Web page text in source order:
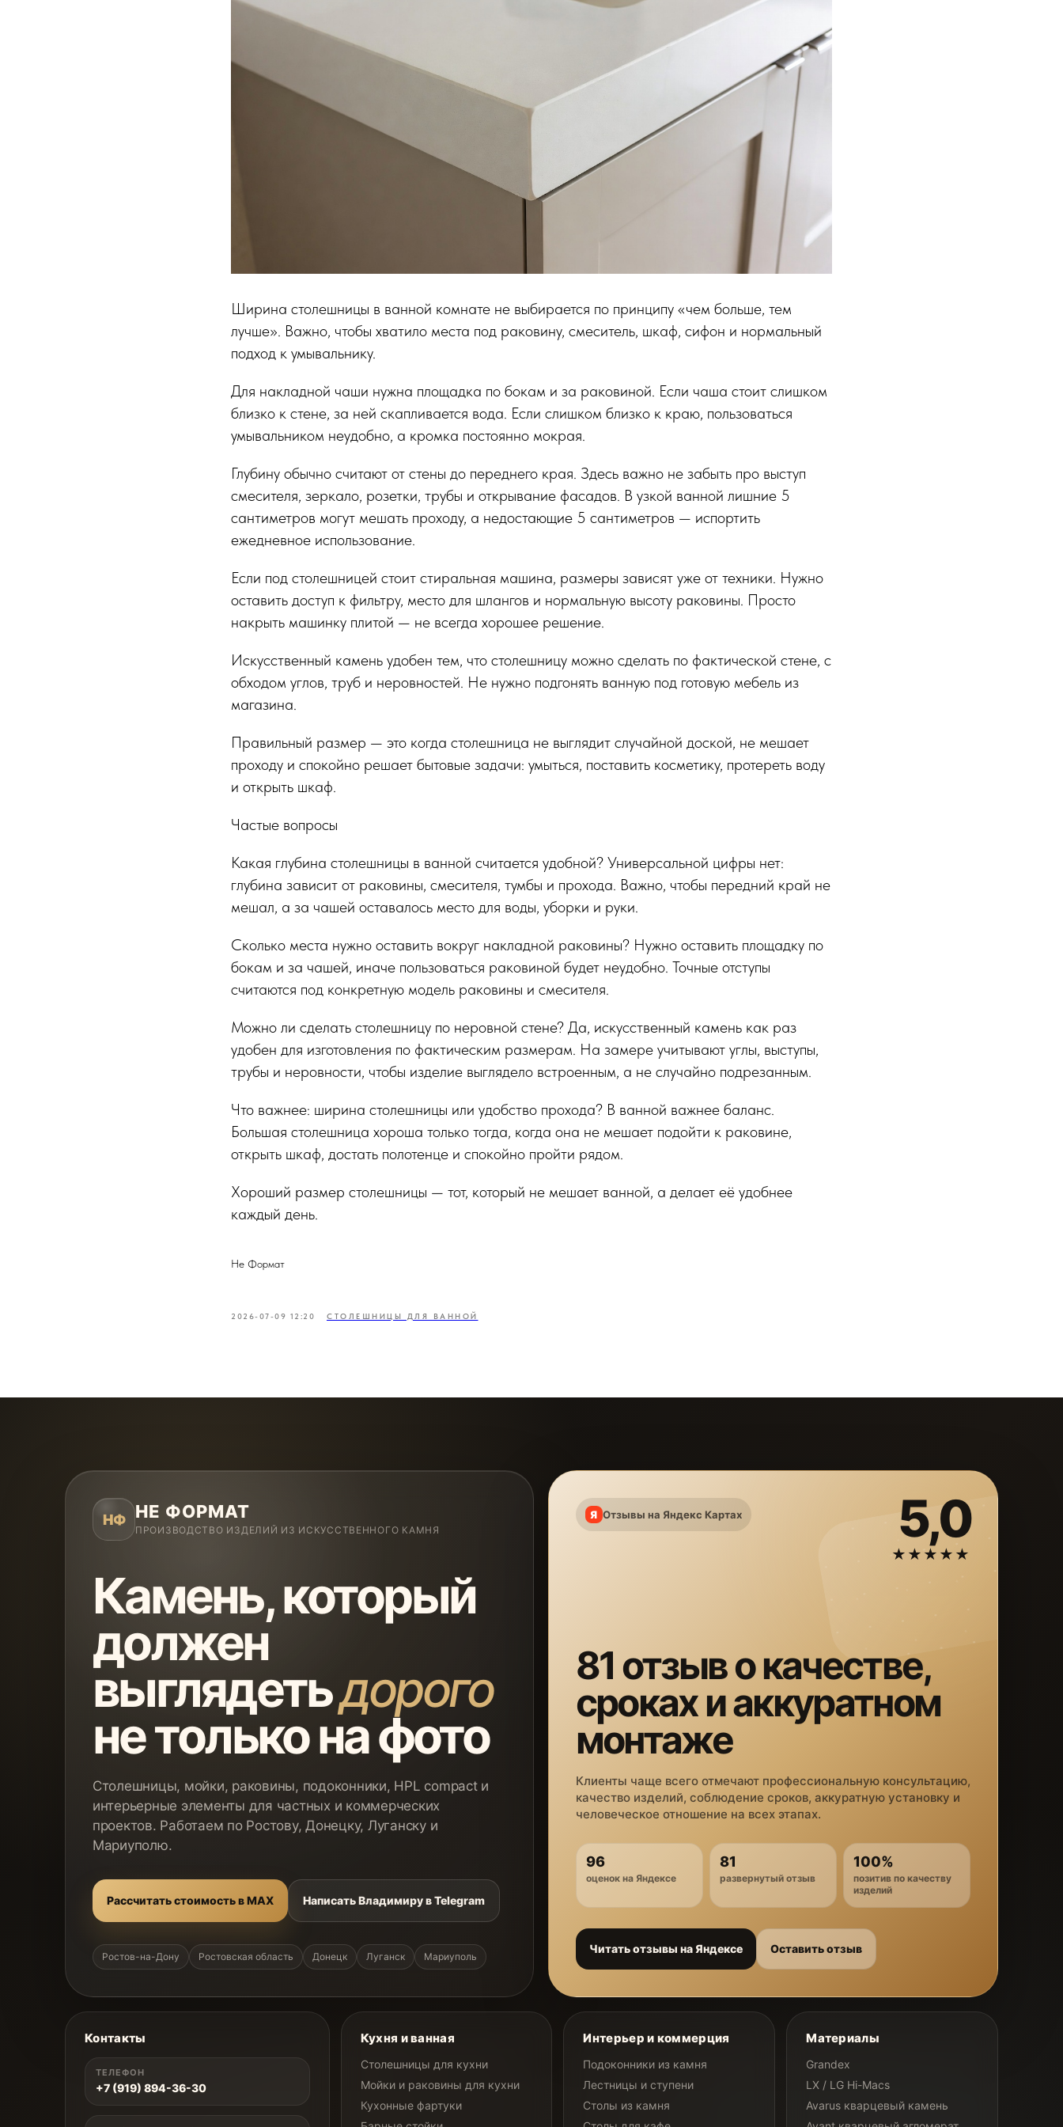
Ширина столешницы в ванной комнате не выбирается по принципу «чем больше, тем
лучше». Важно, чтобы хватило места под раковину, смеситель, шкаф, сифон и нормальный
подход к умывальнику.
Для накладной чаши нужна площадка по бокам и за раковиной. Если чаша стоит слишком
близко к стене, за ней скапливается вода. Если слишком близко к краю, пользоваться
умывальником неудобно, а кромка постоянно мокрая.
Глубину обычно считают от стены до переднего края. Здесь важно не забыть про выступ
смесителя, зеркало, розетки, трубы и открывание фасадов. В узкой ванной лишние 5
сантиметров могут мешать проходу, а недостающие 5 сантиметров — испортить
ежедневное использование.
Если под столешницей стоит стиральная машина, размеры зависят уже от техники. Нужно
оставить доступ к фильтру, место для шлангов и нормальную высоту раковины. Просто
накрыть машинку плитой — не всегда хорошее решение.
Искусственный камень удобен тем, что столешницу можно сделать по фактической стене, с
обходом углов, труб и неровностей. Не нужно подгонять ванную под готовую мебель из
магазина.
Правильный размер — это когда столешница не выглядит случайной доской, не мешает
проходу и спокойно решает бытовые задачи: умыться, поставить косметику, протереть воду
и открыть шкаф.
Частые вопросы
Какая глубина столешницы в ванной считается удобной? Универсальной цифры нет:
глубина зависит от раковины, смесителя, тумбы и прохода. Важно, чтобы передний край не
мешал, а за чашей оставалось место для воды, уборки и руки.
Сколько места нужно оставить вокруг накладной раковины? Нужно оставить площадку по
бокам и за чашей, иначе пользоваться раковиной будет неудобно. Точные отступы
считаются под конкретную модель раковины и смесителя.
Можно ли сделать столешницу по неровной стене? Да, искусственный камень как раз
удобен для изготовления по фактическим размерам. На замере учитывают углы, выступы,
трубы и неровности, чтобы изделие выглядело встроенным, а не случайно подрезанным.
Что важнее: ширина столешницы или удобство прохода? В ванной важнее баланс.
Большая столешница хороша только тогда, когда она не мешает подойти к раковине,
открыть шкаф, достать полотенце и спокойно пройти рядом.
Хороший размер столешницы — тот, который не мешает ванной, а делает её удобнее
каждый день.
Не Формат
2026-07-09 12:20 СТОЛЕШНИЦЫ ДЛЯ ВАННОЙ
НФ НЕ ФОРМАТ
ПРОИЗВОДСТВО ИЗДЕЛИЙ ИЗ ИСКУССТВЕННОГО КАМНЯ
Камень, который
должен
выглядетьдорого
не только на фото
Столешницы, мойки, раковины, подоконники, HPL compact и
интерьерные элементы для частных и коммерческих
проектов. Работаем по Ростову, Донецку, Луганску и
Мариуполю.
Рассчитать стоимость в MAX Написать Владимиру в Telegram
Ростов-на-Дону Ростовская область Донецк Луганск Мариуполь
Отзывы на Яндекс Картах 5,0
★★★★★
81 отзыв о качестве,
сроках и аккуратном
монтаже
Клиенты чаще всего отмечают профессиональную консультацию,
качество изделий, соблюдение сроков, аккуратную установку и
человеческое отношение на всех этапах.
96
оценок на Яндексе
81
развернутый отзыв
100%
позитив по качеству
изделий
Читать отзывы на Яндексе Оставить отзыв
Контакты
ТЕЛЕФОН
+7 (919) 894-36-30
Кухня и ванная
Столешницы для кухни
Мойки и раковины для кухни
Кухонные фартуки
Интерьер и коммерция
Подоконники из камня
Лестницы и ступени
Столы из камня
Материалы
Grandex
LX / LG Hi-Macs
Avarus кварцевый камень